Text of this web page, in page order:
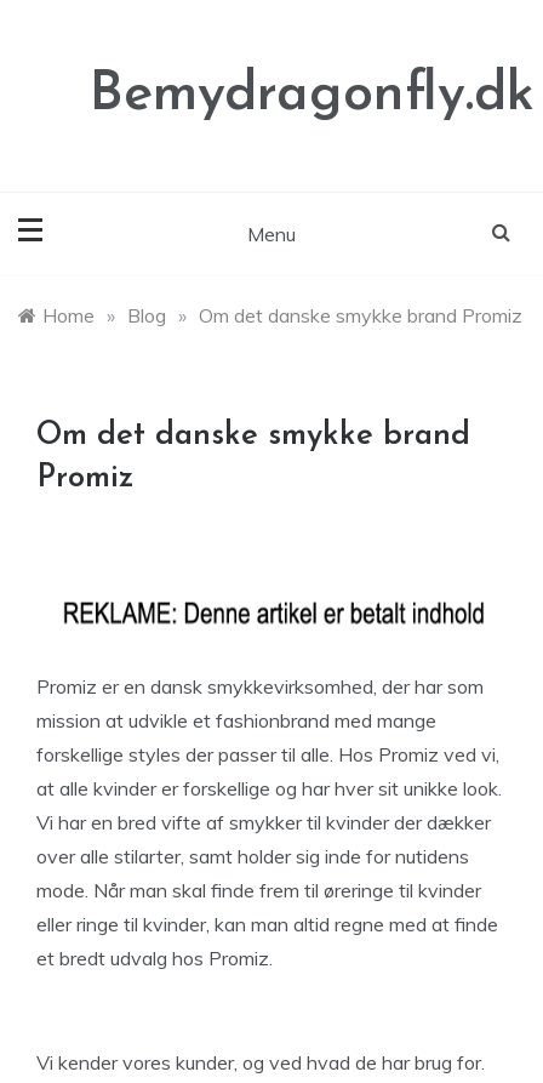
Bemydragonfly.dk
Menu
Home » Blog » Om det danske smykke brand Promiz
Om det danske smykke brand
Promiz
Promiz er en dansk smykkevirksomhed, der har som
mission at udvikle et fashionbrand med mange
forskellige styles der passer til alle. Hos Promiz ved vi,
at alle kvinder er forskellige og har hver sit unikke look.
Vi har en bred vifte af smykker til kvinder der dækker
over alle stilarter, samt holder sig inde for nutidens
mode. Når man skal finde frem til øreringe til kvinder
eller ringe til kvinder, kan man altid regne med at finde
et bredt udvalg hos Promiz.
Vi kender vores kunder, og ved hvad de har brug for.